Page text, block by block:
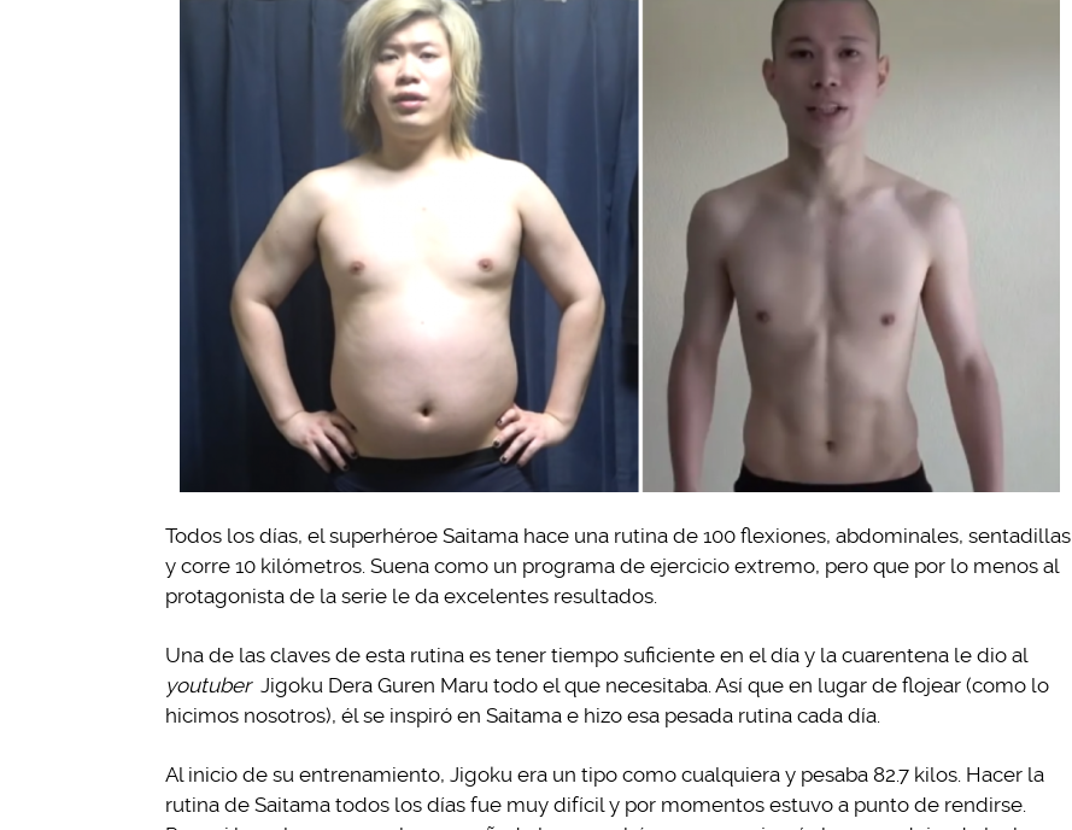
Todos los días, el superhéroe Saitama hace una rutina de 100 flexiones, abdominales, sentadillas
y corre 10 kilómetros. Suena como un programa de ejercicio extremo, pero que por lo menos al
protagonista de la serie le da excelentes resultados.
Una de las claves de esta rutina es tener tiempo suficiente en el día y la cuarentena le dio al
youtuber Jigoku Dera Guren Maru todo el que necesitaba. Así que en lugar de flojear (como lo
hicimos nosotros), él se inspiró en Saitama e hizo esa pesada rutina cada día.
Al inicio de su entrenamiento, Jigoku era un tipo como cualquiera y pesaba 82.7 kilos. Hacer la
rutina de Saitama todos los días fue muy difícil y por momentos estuvo a punto de rendirse.